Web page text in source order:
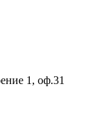
1, оф.31